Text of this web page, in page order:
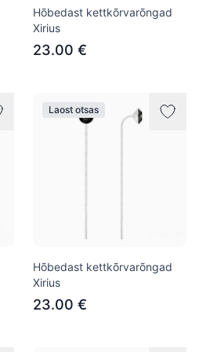
Hõbedast kettkõrvarõngad
Xirius
23.00 €
Laost otsas
Hõbedast kettkõrvarõngad
Xirius
23.00 €